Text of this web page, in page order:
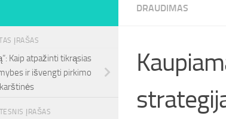
DRAUDIMAS
ĮRAŠAS
Kaip atpažinti tikrąsias
ir išvengti pirkimo
karštinės
ĮRAŠAS